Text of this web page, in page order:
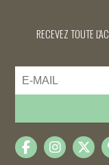
RECEVEZ TOUTE